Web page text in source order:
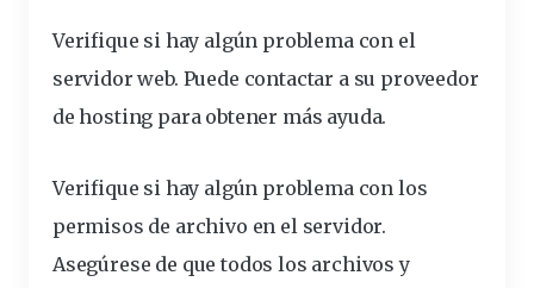
Verifique si hay algún problema con el
servidor web. Puede contactar a su proveedor
de hosting para obtener más ayuda.
Verifique si hay algún problema con los
permisos de archivo en el servidor.
Asegúrese de que todos los archivos y